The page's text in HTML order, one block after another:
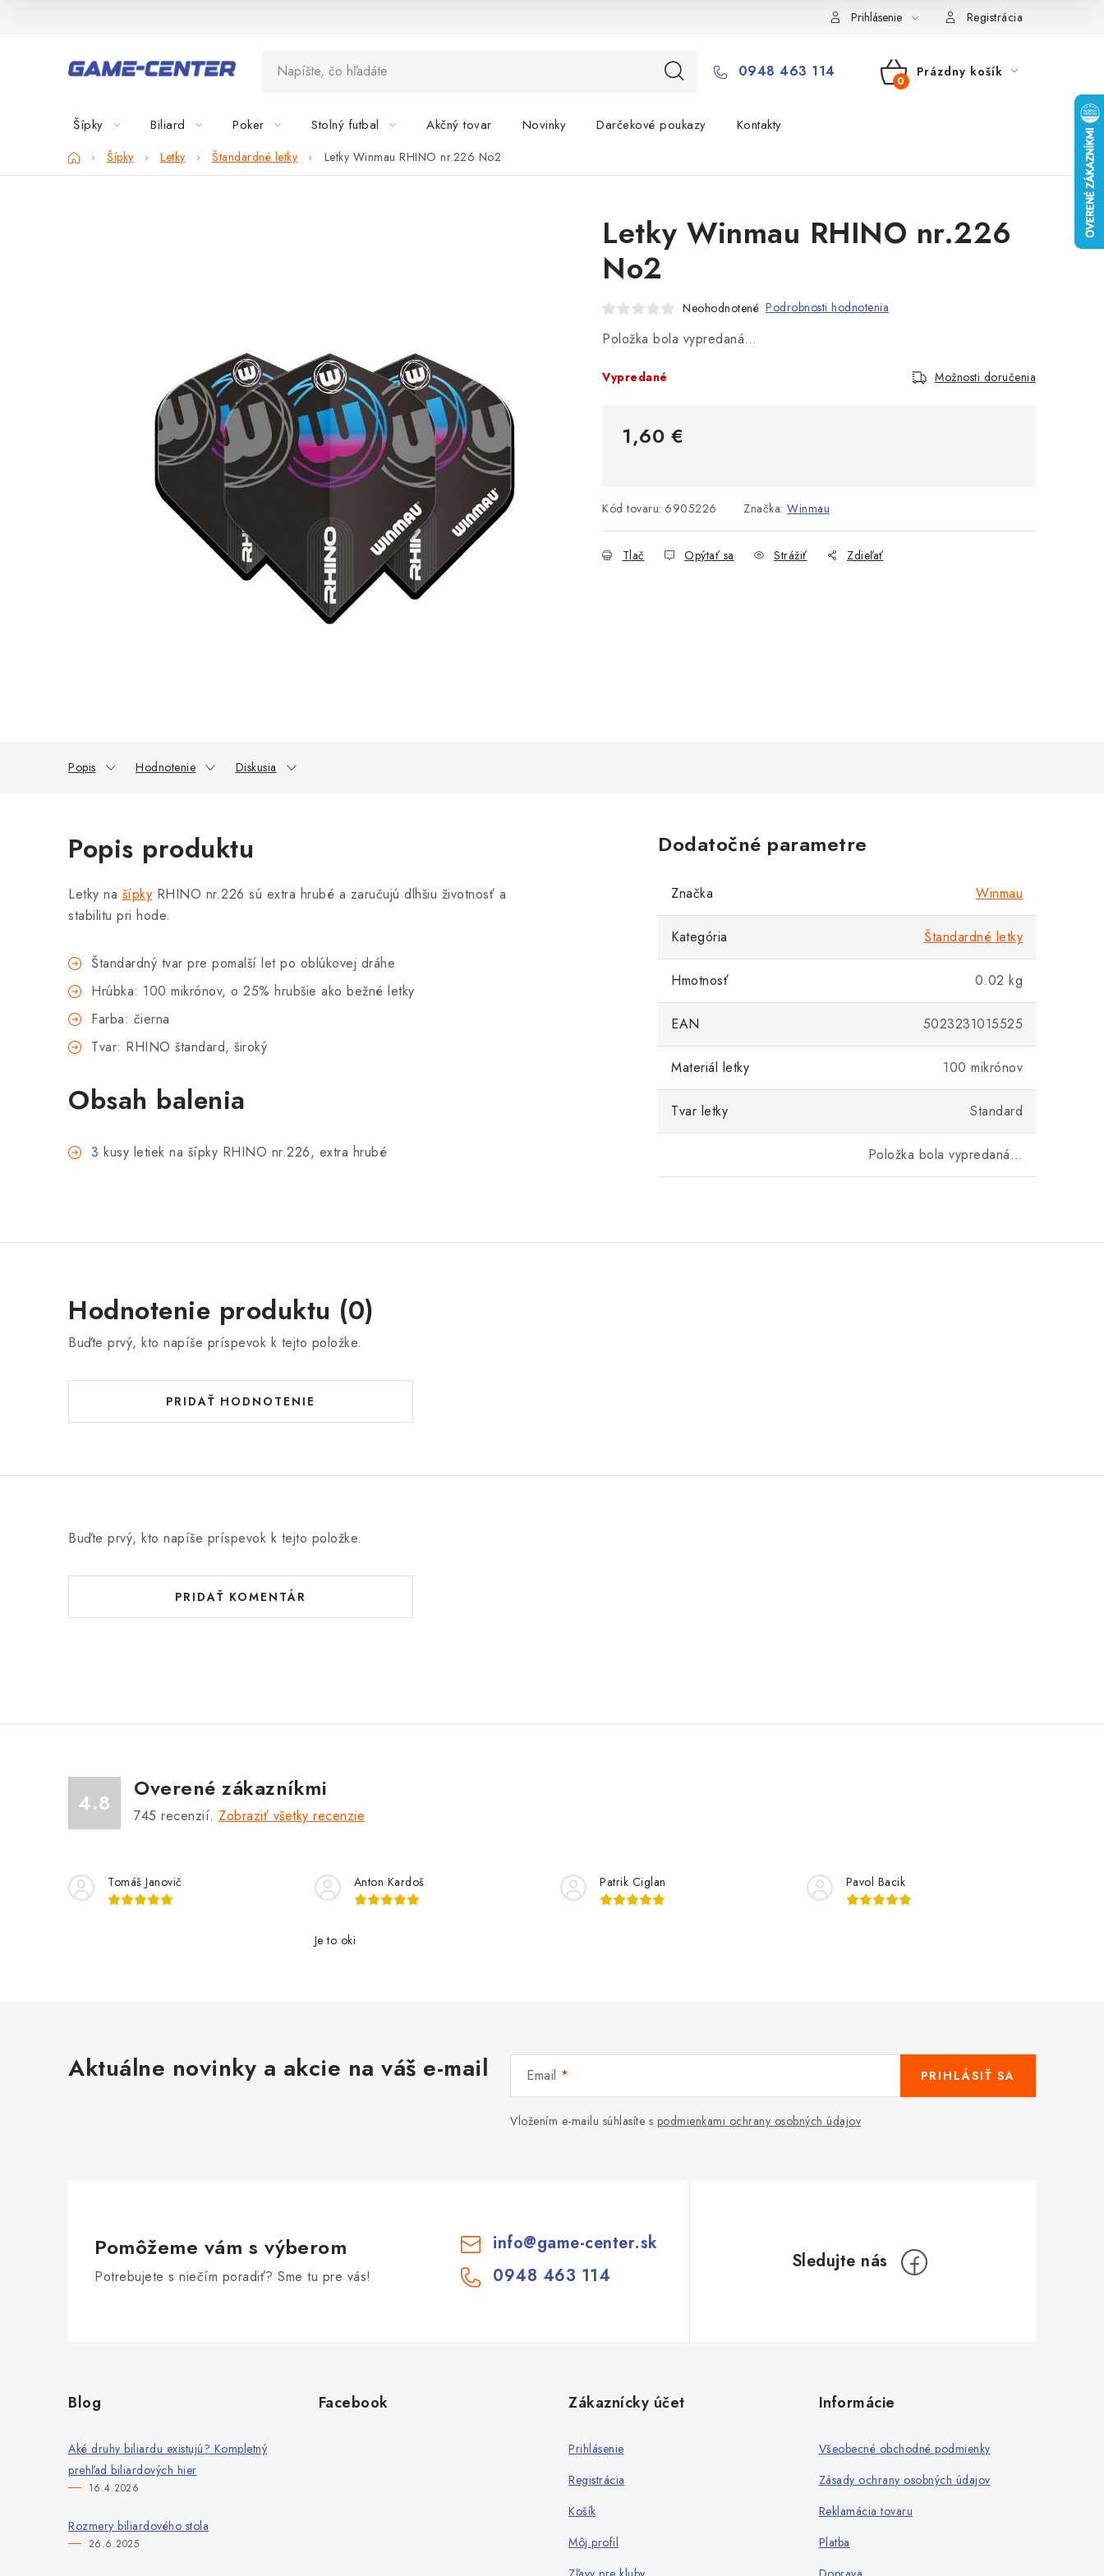
Prihlásenie Registrácia
0948 463 114
NÁKUPNÝ
Prázdny košík
Šípky Biliard Poker Stolný futbal Akčný tovar Novinky Darčekové poukazy Kontakty
DomovŠípky Letky Štandardné letky Letky Winmau RHINO nr.226 No2
Letky Winmau RHINO nr.226
No2
Neohodnotené Podrobnosti hodnotenia
Položka bola vypredaná…
Vypredané Možnosti doručenia
1,60 €
Kód tovaru: 6905226 Značka: Winmau
Tlač Opýtať sa Strážiť Zdieľať
Popis Hodnotenie Diskusia
Popis produktu
Letky na šípky RHINO nr.226 sú extra hrubé a zaručujú dlhšiu životnosť a
stabilitu pri hode.
Štandardný tvar pre pomalší let po oblúkovej dráhe
Hrúbka: 100 mikrónov, o 25% hrubšie ako bežné letky
Farba: čierna
Tvar: RHINO štandard, široký
Obsah balenia
3 kusy letiek na šípky RHINO nr.226, extra hrubé
Dodatočné parametre
Značka Winmau
Kategória Štandardné letky
Hmotnosť 0.02 kg
EAN 5023231015525
Materiál letky 100 mikrónov
Tvar letky Standard
Položka bola vypredaná…
Hodnotenie produktu (0)
Buďte prvý, kto napíše príspevok k tejto položke.
PRIDAŤ HODNOTENIE
Buďte prvý, kto napíše príspevok k tejto položke.
PRIDAŤ KOMENTÁR
4.8
Overené zákazníkmi
745 recenzií. Zobraziť všetky recenzie
Tomáš Janovič Anton Kardoš
Je to oki
Patrik Ciglan Pavol Bacik
Aktuálne novinky a akcie na váš e-mail Email
Vložením e-mailu súhlasíte s podmienkami ochrany osobných údajov
PRIHLÁSIŤ SA
Pomôžeme vám s výberom
Potrebujete s niečím poradiť? Sme tu pre vás!
info@game-center.sk
0948 463 114
Blog
Aké druhy biliardu existujú? Kompletný
prehľad biliardových hier
16.4.2026
Rozmery biliardového stola
26.6.2025
Facebook Zákaznícky účet
Prihlásenie
Registrácia
Košík
Môj profil
Informácie
Všeobecné obchodné podmienky
Zásady ochrany osobných údajov
Reklamácia tovaru
Platba